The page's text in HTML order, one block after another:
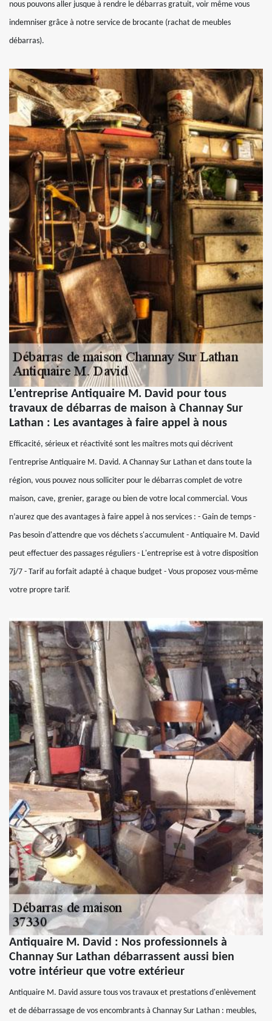
nous pouvons aller jusque à rendre le débarras gratuit, voir même vous
indemniser grâce à notre service de brocante (rachat de meubles
débarras).
L’entreprise Antiquaire M. David pour tous
travaux de débarras de maison à Channay Sur
Lathan : Les avantages à faire appel à nous
Efficacité, sérieux et réactivité sont les maîtres mots qui décrivent
l'entreprise Antiquaire M. David. A Channay Sur Lathan et dans toute la
région, vous pouvez nous solliciter pour le débarras complet de votre
maison, cave, grenier, garage ou bien de votre local commercial. Vous
n’aurez que des avantages à faire appel à nos services : - Gain de temps -
Pas besoin d'attendre que vos déchets s'accumulent - Antiquaire M. David
peut effectuer des passages réguliers - L'entreprise est à votre disposition
7j/7 - Tarif au forfait adapté à chaque budget - Vous proposez vous-même
votre propre tarif.
Antiquaire M. David : Nos professionnels à
Channay Sur Lathan débarrassent aussi bien
votre intérieur que votre extérieur
Antiquaire M. David assure tous vos travaux et prestations d'enlèvement
et de débarrassage de vos encombrants à Channay Sur Lathan : meubles,